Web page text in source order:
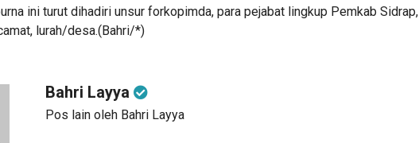
ini turut dihadiri unsur forkopimda, para pejabat lingkup Pemkab Sidrap,
lurah/desa.(Bahri/*)
Bahri Layya
Pos lain oleh Bahri Layya